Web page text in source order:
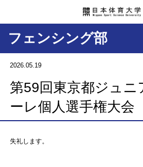
フェンシング部
2026.05.19
第59回東京都ジュニ
ーレ個人選手権大会
失礼します。